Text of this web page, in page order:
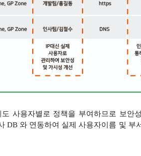
사용자별로 정책을 부여하므로 보안
와 연동하여 실제 사용자이름 및 부